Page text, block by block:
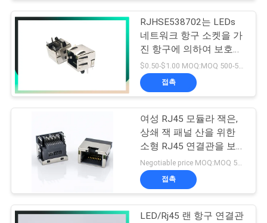
관
연
락
VR
RJHSE538702는 LEDs
네트워크 항구 소켓을 가
진 항구에 의하여 보호된
RJ45 이더네트 연결관을
골라냅니다
$0.50-$1.00 MOQ:MOQ 500-5KPC
접촉
여성 RJ45 모듈라 잭은,
상쇄 잭 패널 산을 위한
소형 RJ45 연결관을 보
호했습니다
접촉
LED/Rj45 랜 항구 연결관